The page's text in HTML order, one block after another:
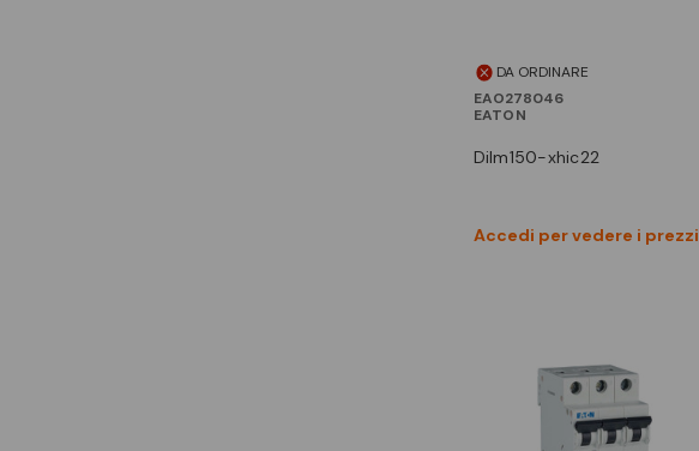
DA ORDINARE
EAO278046
EATON
dilm150-xhic22
Accedi per vedere i prezzi
Confronta